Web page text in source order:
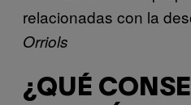
relacionadas con la
Orriols
¿QUÉ